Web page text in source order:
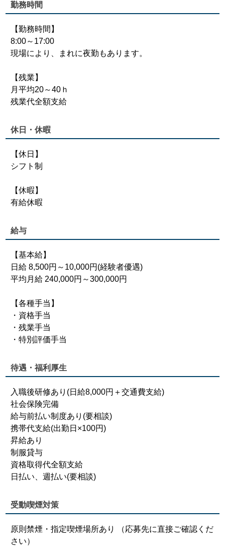
勤務時間
【勤務時間】
8:00～17:00
現場により、まれに夜勤もあります。
【残業】
月平均20～40ｈ
残業代全額支給
休日・休暇
【休日】
シフト制
【休暇】
有給休暇
給与
【基本給】
日給 8,500円～10,000円(経験者優遇)
平均月給 240,000円～300,000円
【各種手当】
・資格手当
・残業手当
・特別評価手当
待遇・福利厚生
入職後研修あり(日給8,000円＋交通費支給)
社会保険完備
給与前払い制度あり(要相談)
携帯代支給(出勤日×100円)
昇給あり
制服貸与
資格取得代全額支給
日払い、週払い(要相談)
受動喫煙対策
原則禁煙・指定喫煙場所あり （応募先に直接ご確認くだ
さい）